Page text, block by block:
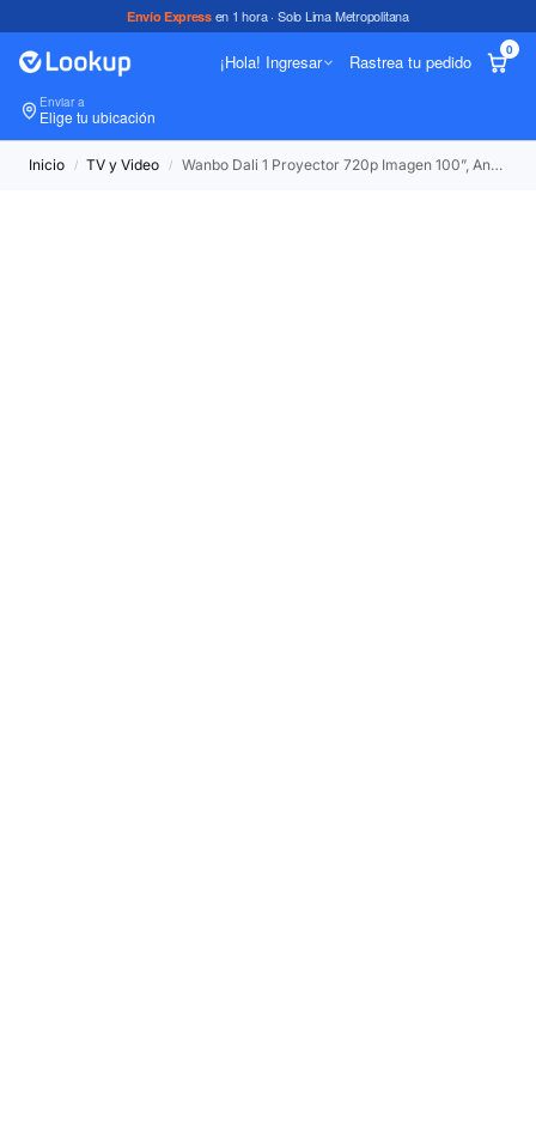
Envío Expressen 1 hora · Solo Lima Metropolitana
¡Hola! Ingresar Rastrea tu pedido
0
Enviar a
Elige tu ubicación
Inicio / TV y Video / Wanbo Dali 1 Proyector 720p Imagen 100”, Android 9.0, Wifi 6